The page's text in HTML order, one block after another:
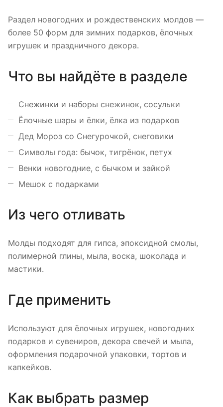
Раздел новогодних и рождественских молдов —
более 50 форм для зимних подарков, ёлочных
игрушек и праздничного декора.
Что вы найдёте в разделе
Снежинки и наборы снежинок, сосульки
Ёлочные шары и ёлки, ёлка из подарков
Дед Мороз со Снегурочкой, снеговики
Символы года: бычок, тигрёнок, петух
Венки новогодние, с бычком и зайкой
Мешок с подарками
Из чего отливать
Молды подходят для гипса, эпоксидной смолы,
полимерной глины, мыла, воска, шоколада и
мастики.
Где применить
Используют для ёлочных игрушек, новогодних
подарков и сувениров, декора свечей и мыла,
оформления подарочной упаковки, тортов и
капкейков.
Как выбрать размер